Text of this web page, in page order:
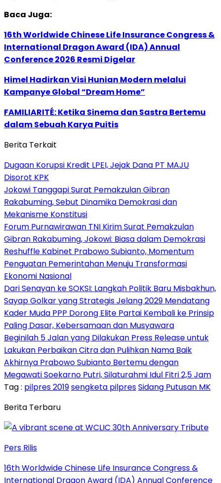
Baca Juga:
16th Worldwide Chinese Life Insurance Congress &
International Dragon Award (IDA) Annual
Conference 2026 Resmi Digelar
Himel Hadirkan Visi Hunian Modern melalui
Kampanye Global “Dream Home”
FAMILIARITÉ: Ketika Sinema dan Sastra Bertemu
dalam Sebuah Karya Puitis
Berita Terkait
Dugaan Korupsi Kredit LPEI, Jejak Dana PT MAJU
Disorot KPK
Jokowi Tanggapi Surat Pemakzulan Gibran
Rakabuming, Sebut Dinamika Demokrasi dan
Mekanisme Konstitusi
Forum Purnawirawan TNI Kirim Surat Pemakzulan
Gibran Rakabuming, Jokowi: Biasa dalam Demokrasi
Reshuffle Kabinet Prabowo Subianto, Momentum
Penguatan Pemerintahan Menuju Transformasi
Ekonomi Nasional
Dari Senayan ke SOKSI: Langkah Politik Baru Misbakhun,
Sayap Golkar yang Strategis Jelang 2029 Mendatang
Kader Muda PPP Dorong Elite Partai Kembali ke Prinsip
Paling Dasar, Kebersamaan dan Musyawara
Beginilah 5 Jalan yang Dilakukan Press Release untuk
Lakukan Perbaikan Citra dan Pulihkan Nama Baik
Akhirnya Prabowo Subianto Bertemu dengan
Megawati Soekarno Putri, Silaturahmi Idul Fitri 2,5 Jam
Tag : pilpres 2019sengketa pilpresSidang Putusan MK
Berita Terbaru
Pers Rilis
16th Worldwide Chinese Life Insurance Congress &
International Dragon Award (IDA) Annual Conference